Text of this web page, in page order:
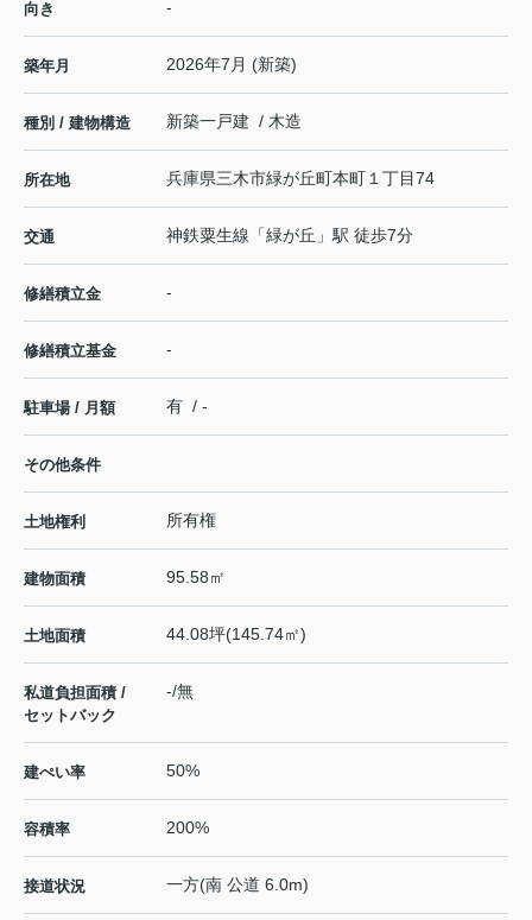
向き -
築年月 2026年7月 (新築)
種別 / 建物構造 新築一戸建 / 木造
所在地 兵庫県三木市緑が丘町本町 １丁目74
交通 神鉄粟生線 「緑が丘 」駅 徒歩7分
修繕積立金 -
修繕積立基金 -
駐車場 / 月額 有 / -
その他条件
土地権利 所有権
建物面積 95.58㎡
土地面積 44.08坪(145.74㎡)
私道負担面積 /
セットバック
-/無
建ぺい率 50%
容積率 200%
接道状況 一方(南 公道 6.0m)